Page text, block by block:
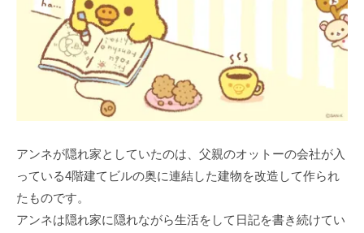
アンネが隠れ家としていたのは、父親のオットーの会社が入
っている4階建てビルの奥に連結した建物を改造して作られ
たものです。
アンネは隠れ家に隠れながら生活をして日記を書き続けてい